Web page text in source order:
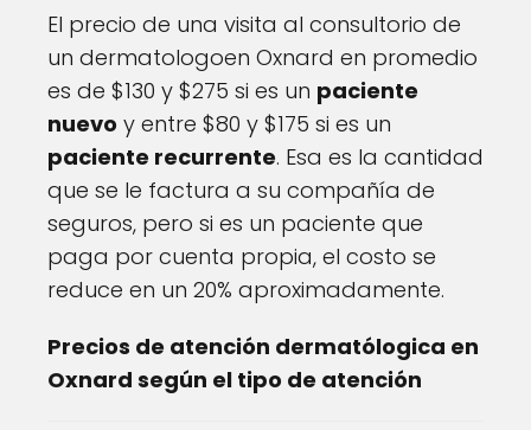
El precio de una visita al consultorio de
un dermatologoen Oxnard en promedio
es de $130 y $275 si es un paciente
nuevo y entre $80 y $175 si es un
paciente recurrente. Esa es la cantidad
que se le factura a su compañía de
seguros, pero si es un paciente que
paga por cuenta propia, el costo se
reduce en un 20% aproximadamente.
Precios de atención dermatólogica en
Oxnard según el tipo de atención